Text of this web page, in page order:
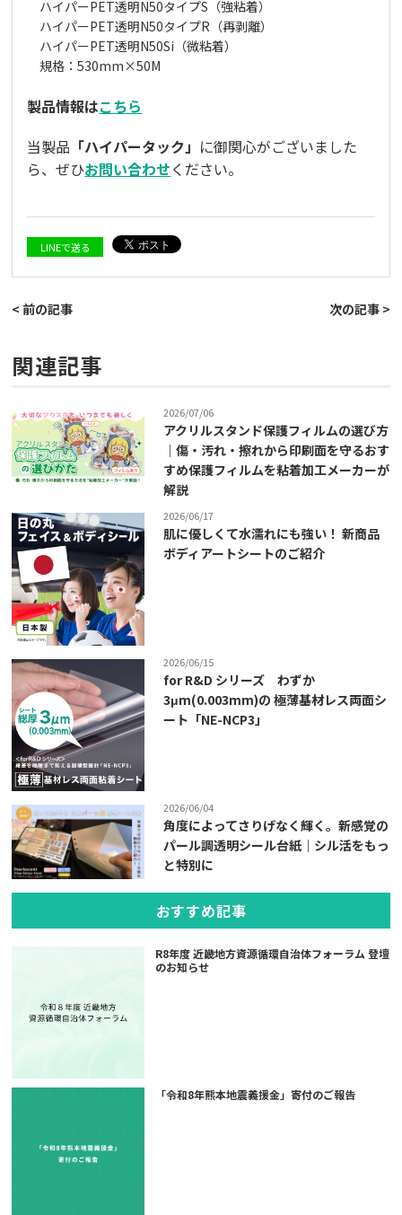
ハイパーPET透明N50タイプS（強粘着）
ハイパーPET透明N50タイプR（再剥離）
ハイパーPET透明N50Si（微粘着）
規格：530mm×50M
製品情報はこちら
当製品 「ハイパータック」 に御関心がございました
ら、ぜひお問い合わせください。
LINEで送る
< 前の記事 次の記事 >
関連記事
2026/07/06
アクリルスタンド保護フィルムの選び方
｜傷・汚れ・擦れから印刷面を守るおす
すめ保護フィルムを粘着加工メーカーが
解説
2026/06/17
肌に優しくて水濡れにも強い！ 新商品
ボディアートシートのご紹介
2026/06/15
for R&D シリーズ わずか
3μm(0.003mm)の 極薄基材レス両面シ
ート「NE-NCP3」
2026/06/04
角度によってさりげなく輝く。新感覚の
パール調透明シール台紙｜シル活をもっ
と特別に
おすすめ記事
R8年度 近畿地方資源循環自治体フォーラム 登壇
のお知らせ
「令和8年熊本地震義援金」寄付のご報告